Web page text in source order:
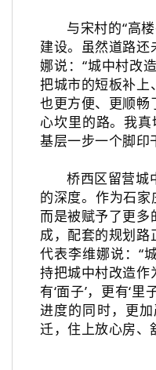
与宋村的“高
建设。虽然道路
娜说：“城中村改
把城市的短板补上
也更方便、更顺畅
心坎里的路。我真
基层一步一个脚印
桥西区留营城
的深度。作为石家
而是被赋予了更
成，配套的规划
代表李维娜说：“
持把城中村改造作
有‘面子’，更有‘
进度的同时，更
迁，住上放心房、